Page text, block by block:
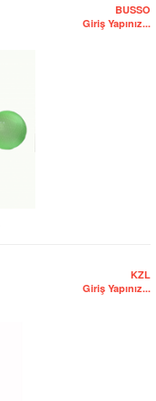
BUSSO
Giriş Yapınız...
KZL
Giriş Yapınız...